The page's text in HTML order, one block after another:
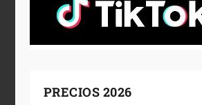
PRECIOS 2026